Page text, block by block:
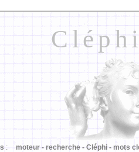
: moteur - recherche - Cléphi - mots